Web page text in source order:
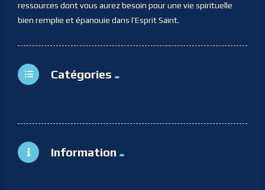
ressources dont vous aurez besoin pour une vie spirituelle
bien remplie et épanouie dans l’Esprit Saint.
Catégories
Information